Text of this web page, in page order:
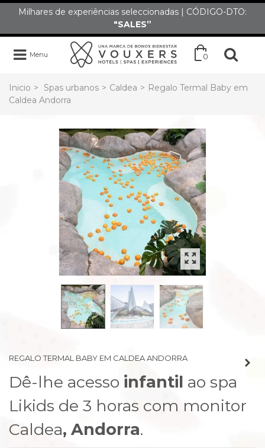
Milhares de experiências seleccionadas | CÓDIGO-DTO:
"SALES”
Menu 0
Inicio > Spas urbanos > Caldea > Regalo Termal Baby em
Caldea Andorra
prev next
REGALO TERMAL BABY EM CALDEA ANDORRA
Dê-lhe acesso infantil ao spa
Likids de 3 horas com monitor
Caldea, Andorra.